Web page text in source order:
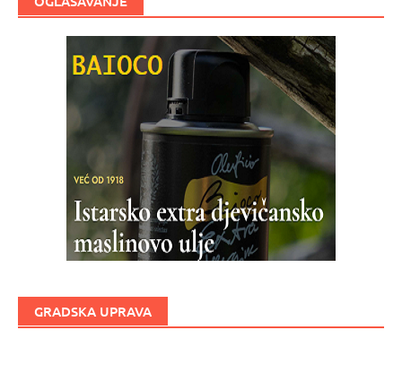
GRADSKA UPRAVA